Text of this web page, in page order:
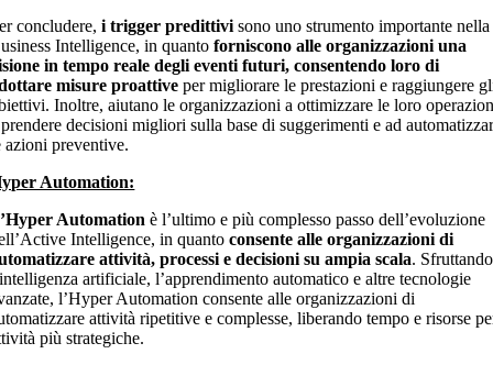
concludere,i trigger predittivi sono uno strumento importante nella
Intelligence, in quantoforniscono alle organizzazioni una
in tempo reale degli eventi futuri, consentendo loro di
misure proattive per migliorare le prestazioni e raggiungere
Inoltre, aiutano le organizzazioni a ottimizzare le loro
decisioni migliori sulla base di suggerimenti e ad
azioni preventive.
Automation:
Automation è l’ultimo e più complesso passo dell’evoluzione
Intelligence, in quantoconsente alle organizzazioni di
attività, processi e decisioni su ampia scala. Sfruttando
artificiale, l’apprendimento automatico e altre tecnologie
l’Hyper Automation consente alle organizzazioni di
attività ripetitive e complesse, liberando tempo e risorse
più strategiche.